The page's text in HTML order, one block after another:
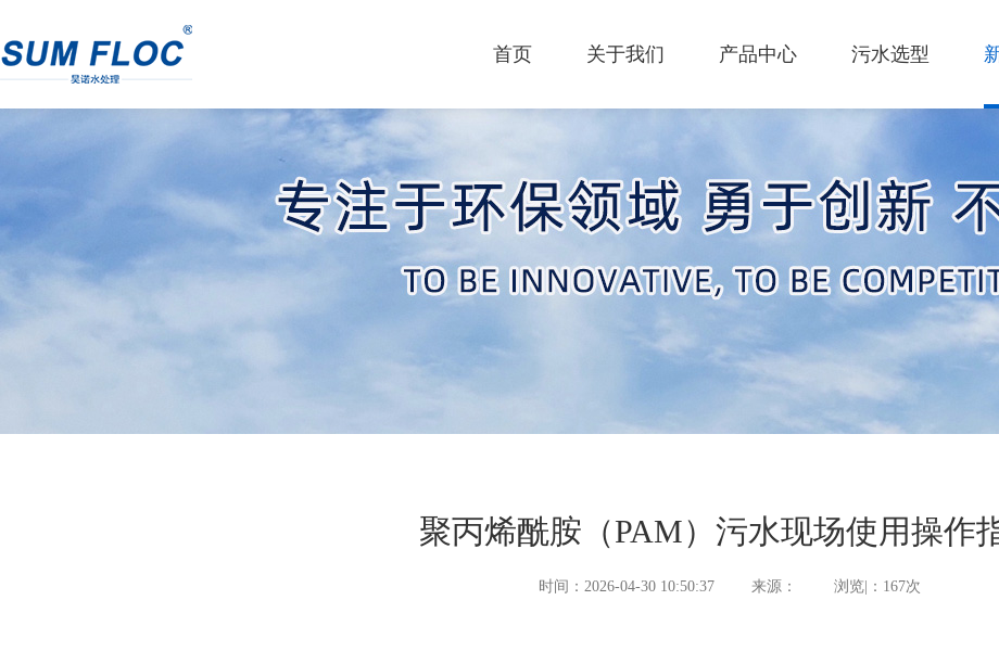
首页 关于我们 产品中心 污水选型
聚丙烯酰胺（PAM）污水现场使用操作
时间：2026-04-30 10:50:37 来源： 浏览|：167次